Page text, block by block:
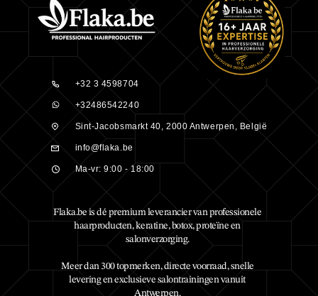
+32 3 4598704
+32486542240
Sint-Jacobsmarkt 40, 2000 Antwerpen, België
info@flaka.be
Ma-vr: 9:00 - 18:00
Flaka.be is dé premium leverancier van professionele
haarproducten, keratine, botox, proteïne en
salonverzorging.
Meer dan 300 topmerken, directe voorraad, snelle
levering en exclusieve salontrainingen vanuit
Antwerpen.